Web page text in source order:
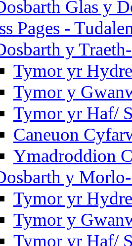
Glas y
Pages -
y
Tymor yr
Tymor y
Tymor yr Haf/
Caneuon
Ymadroddion
y
Tymor yr
Tymor y
Tymor yr Haf/